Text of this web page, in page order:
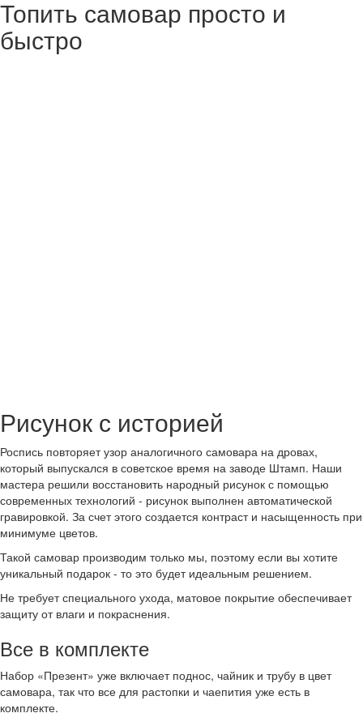
Топить самовар просто и
быстро
Рисунок с историей
Роспись повторяет узор аналогичного самовара на дровах,
который выпускался в советское время на заводе Штамп. Наши
мастера решили восстановить народный рисунок с помощью
современных технологий - рисунок выполнен автоматической
гравировкой. За счет этого создается контраст и насыщенность при
минимуме цветов.
Такой самовар производим только мы, поэтому если вы хотите
уникальный подарок - то это будет идеальным решением.
Не требует специального ухода, матовое покрытие обеспечивает
защиту от влаги и покраснения.
Все в комплекте
Набор «Презент» уже включает поднос, чайник и трубу в цвет
самовара, так что все для растопки и чаепития уже есть в
комплекте.